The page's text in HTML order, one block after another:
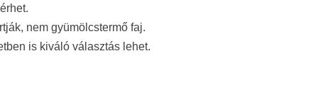
nem gyümölcstermő faj.
is kiváló választás lehet.